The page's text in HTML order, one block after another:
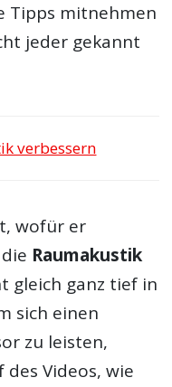
Tipps mitnehmen
jeder gekannt
verbessern
wofür er
Raumakustik
gleich ganz tief in
sich einen
zu leisten,
Videos, wie